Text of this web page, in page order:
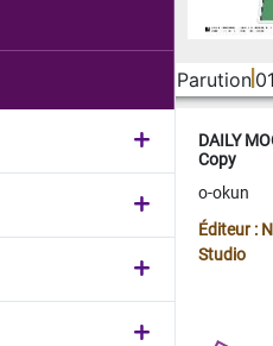
Parution
DAILY
Copy
o-okun
Éditeur :
Studio